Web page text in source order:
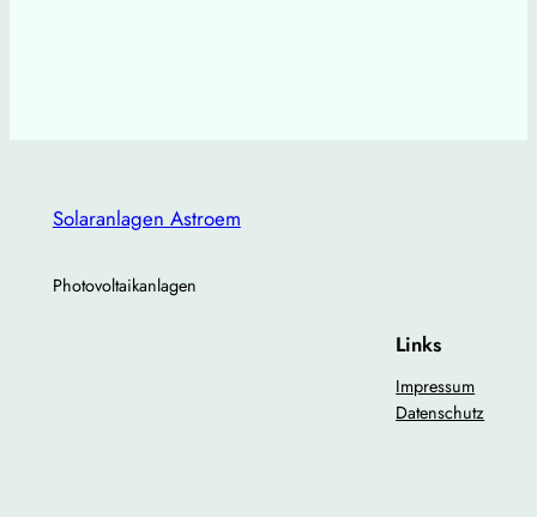
Solaranlagen Astroem
Photovoltaikanlagen
Links
Impressum
Datenschutz